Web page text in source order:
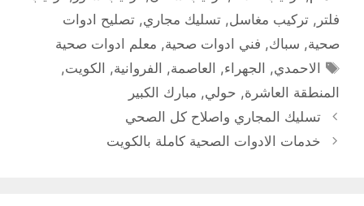
فلتر , تركيب مغاسل, تسليك مجاري, تصليح ادوات
صحية, سباك, فني ادوات صحية, معلم ادوات صحية
الوسوم
الاحمدي, الجهراء, العاصمة, الفروانية, الكويت,
المنطقة العاشرة, حولي, مبارك الكبير
تسليك المجاري واصلاح كل الصحي
خدمات الادوات الصحية كاملة بالكويت